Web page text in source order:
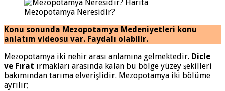
Mezopotamya Neresidir?
Konu sonunda Mezopotamya Medeniyetleri konu
anlatım videosu var. Faydalı olabilir.
Mezopotamya iki nehir arası anlamına gelmektedir. Dicle
ve Fırat ırmakları arasında kalan bu bölge yüzey şekilleri
bakımından tarıma elverişlidir. Mezopotamya iki bölüme
ayrılır;